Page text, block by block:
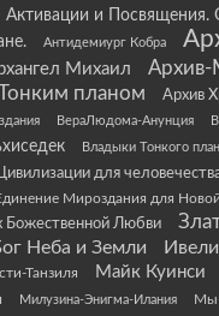
Активации и Посвящения.
Антидемиург Кобра
Михаил
планом
Архив
ВераЛюдома-Анунция
Владыки Тонкого
для
Мироздания для
Божественной Любви
Неба и Земли
Танзиля Майк Куинси
Милузина-Энигма-Илания
Мы-